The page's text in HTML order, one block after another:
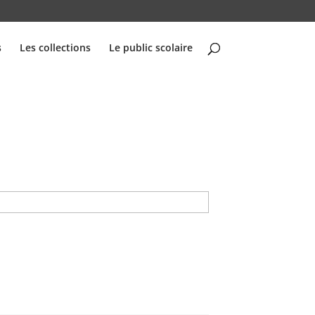
Les collections Le public scolaire